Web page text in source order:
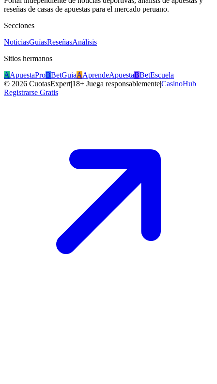
reseñas de casas de apuestas para el mercado peruano.
Secciones
NoticiasGuíasReseñasAnálisis
Sitios hermanos
AApuestaProBBetGuiaAAprendeApuestaBBetEscuela
© 2026 CuotasExpert|18+ Juega responsablemente|CasinoHub
Registrarse Gratis